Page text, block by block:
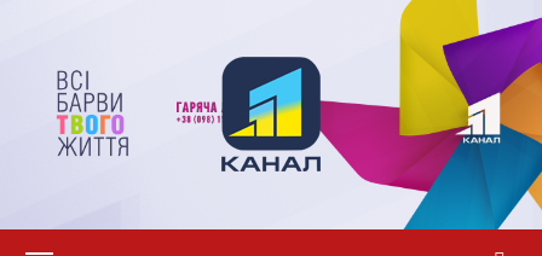
вмісту